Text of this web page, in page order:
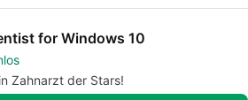
for Windows 10
Zahnarzt der Stars!